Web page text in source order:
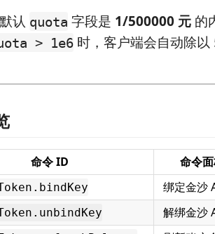
认 quota 字段是 1/500000 元 的
> 1e6 时，客户端会自动除
命令 ID 命令
绑定金沙
解绑金沙